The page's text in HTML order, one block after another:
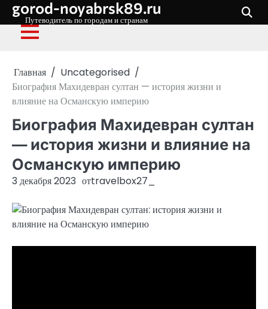
Перейти
содержимому
gorod-noyabrsk89.ru
Путеводитель по городам и странам
Главная
Uncategorised
Биография Махидевран султан — история жизни и
влияние на Османскую империю
Биография Махидевран султан
— история жизни и влияние на
Османскую империю
3 декабря 2023 отtravelbox27_